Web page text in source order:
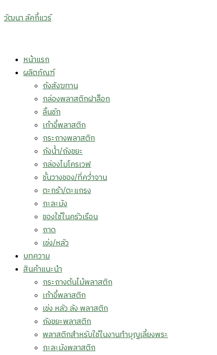
วัฒนา ลัคกี้แวร์
Menu
หน้าแรก
ผลิตภัณฑ์
ถังสังฆทาน
กล่องพลาสติกฝาล็อก
ลิ้นชัก
เก้าอี้พลาสติก
กระถางพลาสติก
ถังน้ำ/ถังขยะ
กล่องไมโครเวฟ
ชั้นวางของ/ที่คว่ำจาน
ตะกร้า/ตะแกรง
กะละมัง
ของใช้ในครัวเรือน
ถาด
เข่ง/หลัว
บทความ
สินค้าแนะนำ
กระถางต้นไม้พลาสติก
เก้าอี้พลาสติก
เข่ง หลัว ลัง พลาสติก
ถังขยะพลาสติก
พลาสติกสำหรับใช้ในงานทำบุญเลี้ยงพระ
กะละมังพลาสติก